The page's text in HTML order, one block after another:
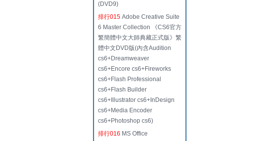
(DVD9)
排行015 Adobe Creative Suite
6 Master Collection 《CS6官方
繁簡體中文大師典藏正式版》繁
體中文DVD版(內含Audition
cs6+Dreamweaver
cs6+Encore cs6+Fireworks
cs6+Flash Professional
cs6+Flash Builder
cs6+Illustrator cs6+InDesign
cs6+Media Encoder
cs6+Photoshop cs6)
排行016 MS Office